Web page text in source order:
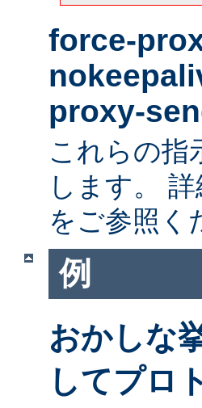
force-
proxy-
これらの指
します。 詳
をご参照く
例
おかしな
してプロ